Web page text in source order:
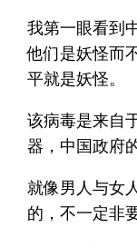
我第一眼看到
他们是妖怪而
平就是妖怪。
该病毒是来自
器，中国政府
就像男人与女
的，不一定非